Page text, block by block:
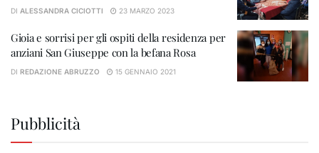
DI ALESSANDRA CICIOTTI 23 MARZO 2023
Gioia e sorrisi per gli ospiti della residenza per
anziani San Giuseppe con la befana Rosa
DI REDAZIONE ABRUZZO 15 GENNAIO 2021
Pubblicità